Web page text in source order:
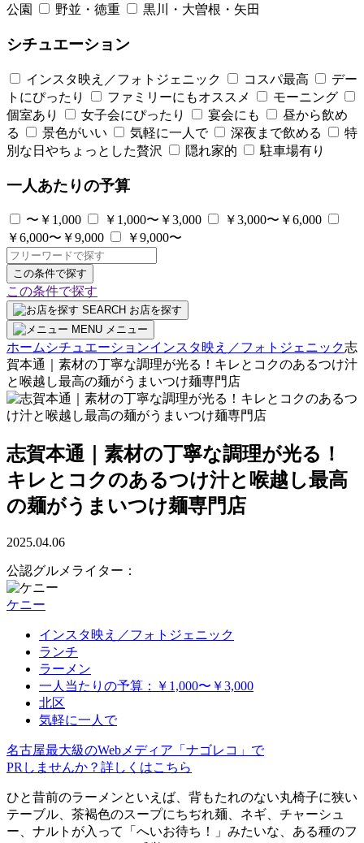
公園
野並・徳重 黒川・大曽根・矢田
シチュエーション
インスタ映え／フォトジェニック コスパ最高
デー
トにぴったり
ファミリーにもオススメ
モーニング
個室あり
女子会にぴったり 宴会にも
昼から飲め
る
景色がいい 気軽に一人で 深夜まで飲める
特
別な日やちょっとした贅沢
隠れ家的 駐車場有り
一人あたりの予算
〜￥1,000 ￥1,000〜￥3,000
￥3,000〜￥6,000
￥6,000〜￥9,000
￥9,000〜
この条件で探す
この条件で探す
SEARCH お店を探す
MENU メニュー
ホーム シチュエーションインスタ映え／フォトジェニック志
賀本通｜素材の丁寧な調理が光る！キレとコクのあるつけ汁
と喉越し最高の麺がうまいつけ麺専門店
志賀本通｜素材の丁寧な調理が光る！
キレとコクのあるつけ汁と喉越し最高
の麺がうまいつけ麺専門店
2025.04.06
公認グルメライター：
ケニー
インスタ映え／フォトジェニック
ランチ
ラーメン
一人当たりの予算：￥1,000〜￥3,000
北区
気軽に一人で
名古屋最大級のWebメディア「ナゴレコ」で
PRしませんか？詳しくはこちら
ひと昔前のラーメンといえば、背もたれのない丸椅子に狭い
テーブル、茶褐色のスープにちぢれ麺、ネギ、チャーシュ
ー、ナルトが入って「へいお待ち！」みたいな、ある種のフ